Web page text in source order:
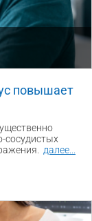
повышает
сосудистых
далее...